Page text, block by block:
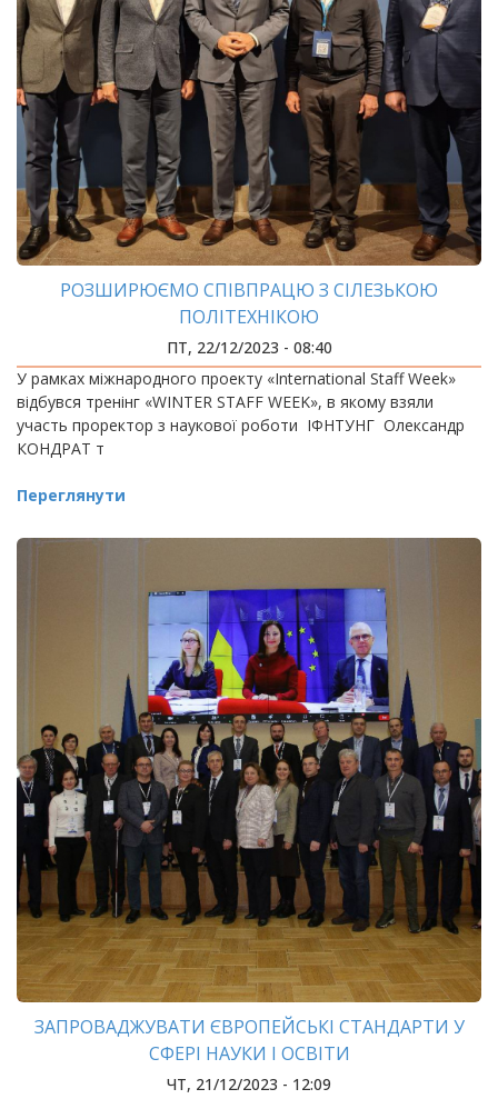
РОЗШИРЮЄМО СПІВПРАЦЮ З СІЛЕЗЬКОЮ
ПОЛІТЕХНІКОЮ
ПТ, 22/12/2023 - 08:40
У рамках міжнародного проекту «International Staff Week»
відбувся тренінг «WINTER STAFF WEEK», в якому взяли
участь проректор з наукової роботи ІФНТУНГ Олександр
КОНДРАТ т
Переглянути
ЗАПРОВАДЖУВАТИ ЄВРОПЕЙСЬКІ СТАНДАРТИ У
СФЕРІ НАУКИ І ОСВІТИ
ЧТ, 21/12/2023 - 12:09